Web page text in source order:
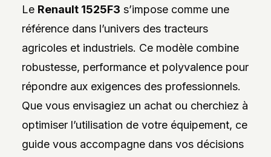
L’INNOVATION
DANS
AUTO/MOTO.
L’ACCENT
EST
SUR
DES
DES
MATIÈRES
Le Renault 1525F3 s’impose comme une
référence dans l’univers des tracteurs
agricoles et industriels. Ce modèle combine
robustesse, performance et polyvalence pour
répondre aux exigences des professionnels.
Que vous envisagiez un achat ou cherchiez à
optimiser l’utilisation de votre équipement, ce
guide vous accompagne dans vos décisions